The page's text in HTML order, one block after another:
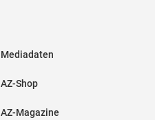
Mediadaten
AZ-Shop
AZ-Magazine